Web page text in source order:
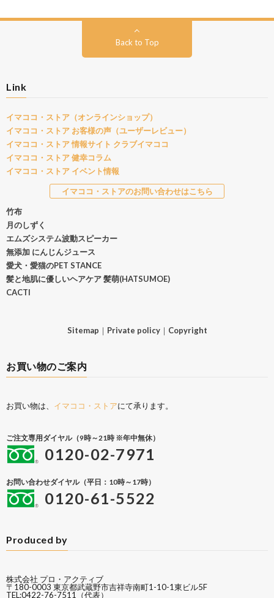
Back to Top
Link
イマココ・ストア（オンラインショップ）
イマココ・ストア お客様の声（ユーザーレビュー）
イマココ・ストア 情報サイト クラブイマココ
イマココ・ストア 健幸コラム
イマココ・ストア イベント情報
イマココ・ストアのお問い合わせはこちら
竹布
月のしずく
エムズシステム波動スピーカー
無添加 にんじんジュース
愛犬・愛猫のPET STANCE
髪と地肌に優しいヘアケア 髪萌(HATSUMOE)
CACTI
Sitemap ｜ Private policy｜ Copyright
お買い物のご案内
お買い物は、 イマココ・ストアにて承ります。
ご注文専用ダイヤル（9時～21時 ※年中無休）
0120-02-7971
お問い合わせダイヤル（平日：10時～17時）
0120-61-5522
Produced by
株式会社 プロ・アクティブ
〒180-0003 東京都武蔵野市吉祥寺南町1-10-1東ビル5F
TEL:0422-76-7511（代表）